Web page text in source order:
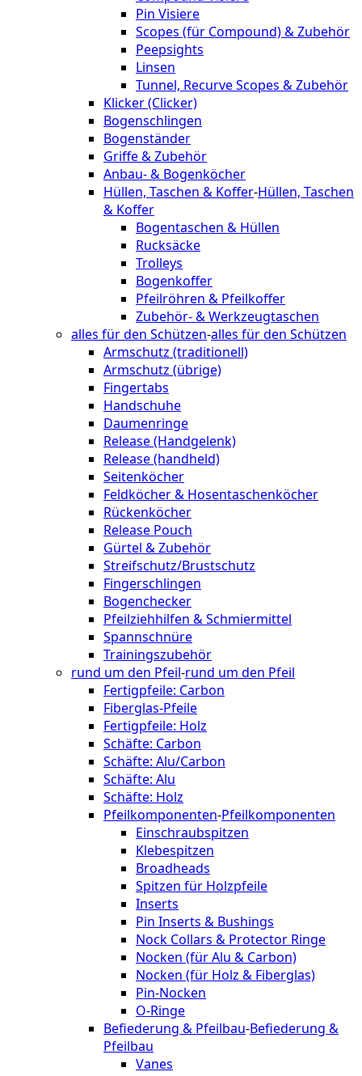
Pin Visiere
Scopes (für Compound) & Zubehör
Peepsights
Linsen
Tunnel, Recurve Scopes & Zubehör
Klicker (Clicker)
Bogenschlingen
Bogenständer
Griffe & Zubehör
Anbau- & Bogenköcher
Hüllen, Taschen & Koffer-Hüllen, Taschen
& Koffer
Bogentaschen & Hüllen
Rucksäcke
Trolleys
Bogenkoffer
Pfeilröhren & Pfeilkoffer
Zubehör- & Werkzeugtaschen
alles für den Schützen-alles für den Schützen
Armschutz (traditionell)
Armschutz (übrige)
Fingertabs
Handschuhe
Daumenringe
Release (Handgelenk)
Release (handheld)
Seitenköcher
Feldköcher & Hosentaschenköcher
Rückenköcher
Release Pouch
Gürtel & Zubehör
Streifschutz/Brustschutz
Fingerschlingen
Bogenchecker
Pfeilziehhilfen & Schmiermittel
Spannschnüre
Trainingszubehör
rund um den Pfeil-rund um den Pfeil
Fertigpfeile: Carbon
Fiberglas-Pfeile
Fertigpfeile: Holz
Schäfte: Carbon
Schäfte: Alu/Carbon
Schäfte: Alu
Schäfte: Holz
Pfeilkomponenten-Pfeilkomponenten
Einschraubspitzen
Klebespitzen
Broadheads
Spitzen für Holzpfeile
Inserts
Pin Inserts & Bushings
Nock Collars & Protector Ringe
Nocken (für Alu & Carbon)
Nocken (für Holz & Fiberglas)
Pin-Nocken
O-Ringe
Befiederung & Pfeilbau-Befiederung &
Pfeilbau
Vanes